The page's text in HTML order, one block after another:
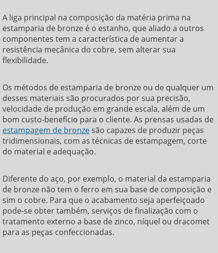
A liga principal na composição da matéria prima na
estamparia de bronze é o estanho, que aliado a outros
componentes tem a característica de aumentar a
resistência mecânica do cobre, sem alterar sua
flexibilidade.
Os métodos de estamparia de bronze ou de qualquer um
desses materiais são procurados por sua precisão,
velocidade de produção em grande escala, além de um
bom custo-benefício para o cliente. As prensas usadas de
estampagem de bronze são capazes de produzir peças
tridimensionais, com as técnicas de estampagem, corte
do material e adequação.
Diferente do aço, por exemplo, o material da estamparia
de bronze não tem o ferro em sua base de composição e
sim o cobre. Para que o acabamento seja aperfeiçoado
pode-se obter também, serviços de finalização com o
tratamento externo a base de zinco, níquel ou dracomet
para as peças confeccionadas.